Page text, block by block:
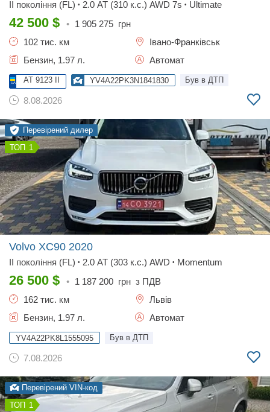
II покоління (FL) • 2.0 AT (310 к.с.) AWD 7s • Ultimate
42 500 $ • 1 905 275 грн
102 тис. км
Івано-Франківськ
Бензин, 1.97 л.
Автомат
AT 9123 II YV4A22PK3N1841830 Був в ДТП
8.08.2026
Перевірений дилер
1
Volvo XC90 2020
II покоління (FL) • 2.0 AT (303 к.с.) AWD • Momentum
26 500 $ • 1 187 200 грн з ПДВ
162 тис. км
Львів
Бензин, 1.97 л.
Автомат
YV4A22PK8L1555095 Був в ДТП
7.08.2026
Перевірений VIN-код
1